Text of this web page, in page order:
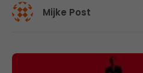
Mijke Post